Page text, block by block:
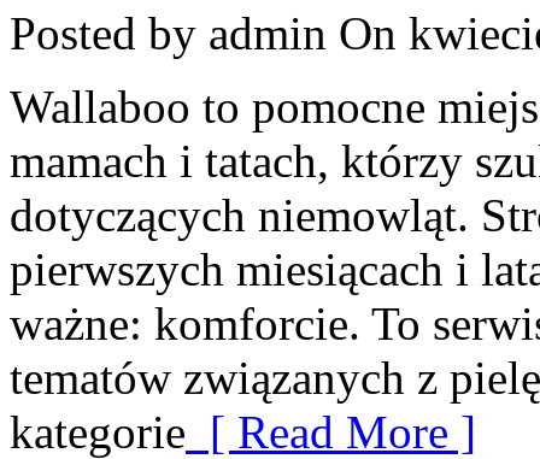
Posted by admin On
Wallaboo to pomocne
mamach i tatach, którzy
dotyczących niemowląt.
pierwszych miesiącach i
ważne: komforcie. To
tematów związanych z
kategorie [ Read More ]